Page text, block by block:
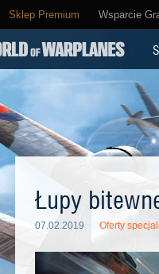
Sklep Premium Wsparcie
Łupy
07.02.2019 Oferty